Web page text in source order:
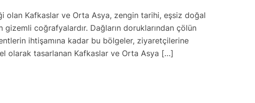
olan Kafkaslar ve Orta Asya, zengin tarihi, eşsiz doğal
coğrafyalardır. Dağların doruklarından çölün
ihtişamına kadar bu bölgeler, ziyaretçilerine
olarak tasarlanan Kafkaslar ve Orta Asya […]